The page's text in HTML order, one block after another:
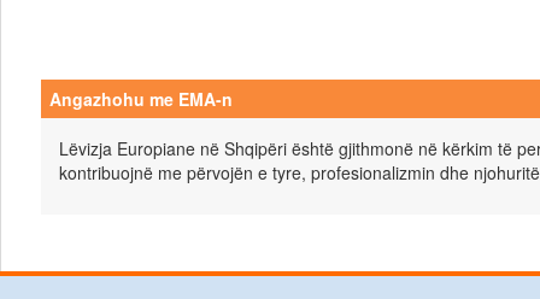
Angazhohu me EMA-n
Lëvizja Europiane në Shqipëri është gjithmonë në kërkim të
kontribuojnë me përvojën e tyre, profesionalizmin dhe